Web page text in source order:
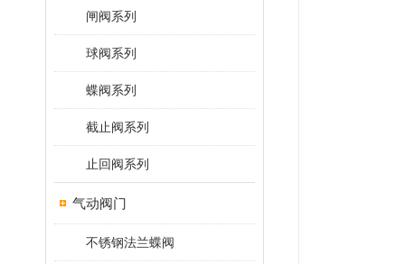
闸阀系列
球阀系列
蝶阀系列
截止阀系列
止回阀系列
气动阀门
不锈钢法兰蝶阀